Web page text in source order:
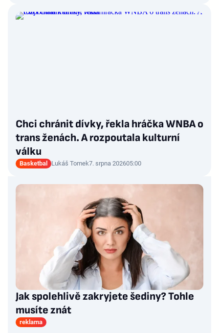
Chci chránit dívky, řekla hráčka WNBA o
trans ženách. A rozpoutala kulturní
válku
Basketbal Lukáš Tomek7. srpna 202605:00
Jak spolehlivě zakryjete šediny? Tohle
musíte znát
reklama